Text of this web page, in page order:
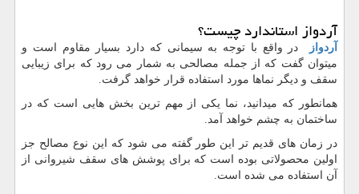
آردواز استاندارد چیست؟
آردواز
در واقع با توجه به سیمانی که دارد بسیار مقاوم است و
میتوان گفت که از جمله مصالحی به شمار می رود که برای زیبایی
سقف و دیگر نماها مورد استفاده قرار خواهد گرفت.
همانطور که میدانید، نما یکی از مهم ترین بخش هایی است که در
ساختمان به چشم خواهد آمد.
در زمان های قدیم تر این طور گفته می شود که این نوع مصالح جز
اولین محصولاتی بوده است که برای پوشش های سقف شیروانی از
آن استفاده می شده است.